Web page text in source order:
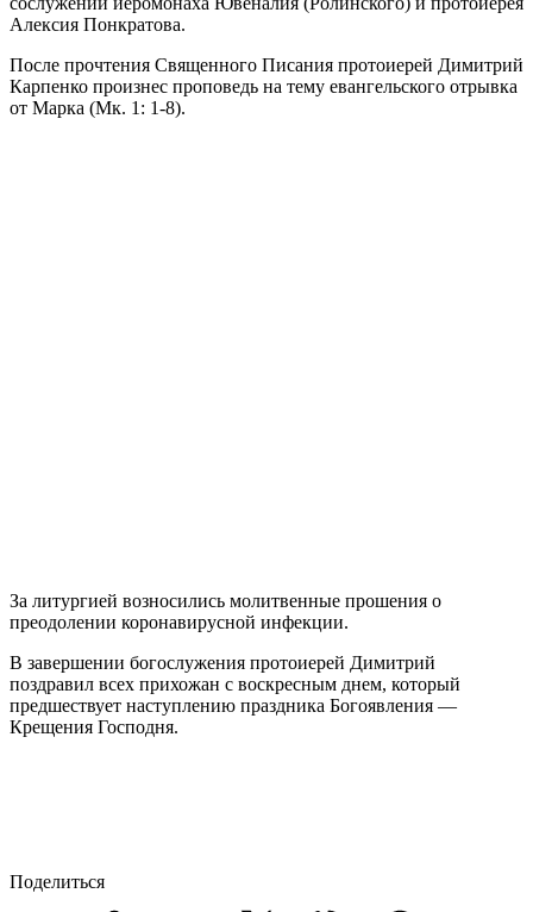
Алексия Понкратова.
После прочтения Священного Писания протоиерей Димитрий
Карпенко произнес проповедь на тему евангельского отрывка
от Марка (Мк. 1: 1-8).
За литургией возносились молитвенные прошения о
преодолении коронавирусной инфекции.
В завершении богослужения протоиерей Димитрий
поздравил всех прихожан с воскресным днем, который
предшествует наступлению праздника Богоявления —
Крещения Господня.
Поделиться